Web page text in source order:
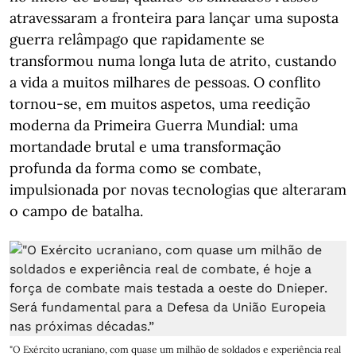
atravessaram a fronteira para lançar uma suposta
guerra relâmpago que rapidamente se
transformou numa longa luta de atrito, custando
a vida a muitos milhares de pessoas. O conflito
tornou-se, em muitos aspetos, uma reedição
moderna da Primeira Guerra Mundial: uma
mortandade brutal e uma transformação
profunda da forma como se combate,
impulsionada por novas tecnologias que alteraram
o campo de batalha.
"O Exército ucraniano, com quase um milhão de soldados e experiência real